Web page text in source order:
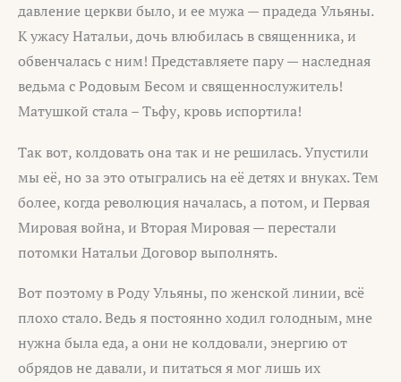
давление церкви было, и ее мужа — прадеда Ульяны.
К ужасу Натальи, дочь влюбилась в священника, и
обвенчалась с ним! Представляете пару — наследная
ведьма с Родовым Бесом и священнослужитель!
Матушкой стала – Тьфу, кровь испортила!
Так вот, колдовать она так и не решилась. Упустили
мы её, но за это отыгрались на её детях и внуках. Тем
более, когда революция началась, а потом, и Первая
Мировая война, и Вторая Мировая — перестали
потомки Натальи Договор выполнять.
Вот поэтому в Роду Ульяны, по женской линии, всё
плохо стало. Ведь я постоянно ходил голодным, мне
нужна была еда, а они не колдовали, энергию от
обрядов не давали, и питаться я мог лишь их